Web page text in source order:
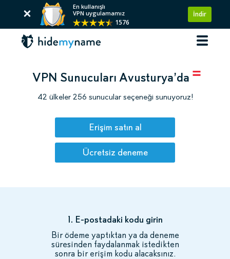
En kullanışlı
VPN uygulamamız
1576
İndir
VPN Sunucuları Avusturya’da
42 ülkeler 256 sunucular seçeneği sunuyoruz!
Erişim satın al
Ücretsiz deneme
1. E-postadaki kodu girin
Bir ödeme yaptıktan ya da deneme
süresinden faydalanmak istedikten
sonra bir erişim kodu alacaksınız.